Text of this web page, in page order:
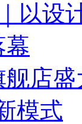
以设
幕
店
模式